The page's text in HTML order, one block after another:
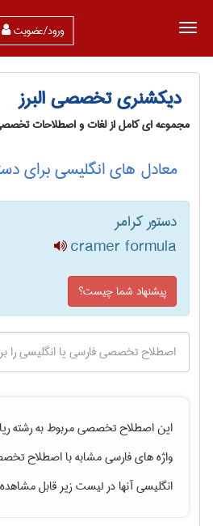
ورود/عضویت
دیکشنری تخصصی البرز
مجموعه ای کامل از لغات و اصطلاحات
معادل های انگلیسی برای
دستور کرامر
cramer formula
پیشنهاد شما چیست؟
این اصطلاح تخصصی مربوط به رشته
واژه های فارسی مشابه با اصطلاح
انگلیسی آنها در لیست زیر قابل